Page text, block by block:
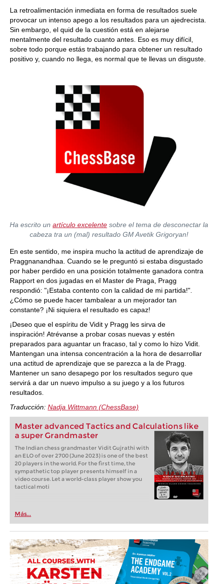
La retroalimentación inmediata en forma de resultados suele
provocar un intenso apego a los resultados para un ajedrecista.
Sin embargo, el quid de la cuestión está en alejarse
mentalmente del resultado cuanto antes. Eso es muy difícil,
sobre todo porque estás trabajando para obtener un resultado
positivo y, cuando no llega, es normal que te llevas un disguste.
Ha escrito un artículo excelente sobre el tema de desconectar la
cabeza tra un (mal) resultado GM Avetik Grigoryan!
En este sentido, me inspira mucho la actitud de aprendizaje de
Praggnanandhaa. Cuando se le preguntó si estaba disgustado
por haber perdido en una posición totalmente ganadora contra
Rapport en dos jugadas en el Master de Praga, Pragg
respondió: "¡Estaba contento con la calidad de mi partida!".
¿Cómo se puede hacer tambalear a un mejorador tan
constante? ¡Ni siquiera el resultado es capaz!
¡Deseo que el espíritu de Vidit y Pragg les sirva de
inspiración! Atrévanse a probar cosas nuevas y estén
preparados para aguantar un fracaso, tal y como lo hizo Vidit.
Mantengan una intensa concentración a la hora de desarrollar
una actitud de aprendizaje que se parezca a la de Pragg.
Mantener un sano desapego por los resultados seguro que
servirá a dar un nuevo impulso a su juego y a los futuros
resultados.
Traducción: Nadja Wittmann (ChessBase)
Master advanced Tactics and Calculations like
a super Grandmaster
The Indian chess grandmaster Vidit Gujrathi with
an ELO of over 2700 (June 2023) is one of the best
20 players in the world. For the first time, the
sympathetic top player presents himself in a
video course. Let a world-class player show you
tactical moti
Más...